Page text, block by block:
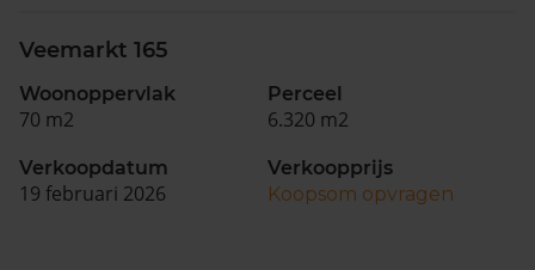
Veemarkt 165
Woonoppervlak
70 m2
Perceel
6.320 m2
Verkoopdatum
19 februari 2026
Verkoopprijs
Koopsom opvragen